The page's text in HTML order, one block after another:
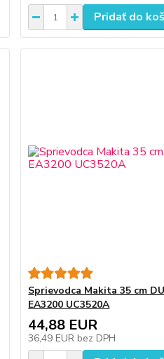
Pridať do
Sprievodca Makita 35 cm
EA3200 UC3520A
44,88 EUR
36,49 EUR bez DPH